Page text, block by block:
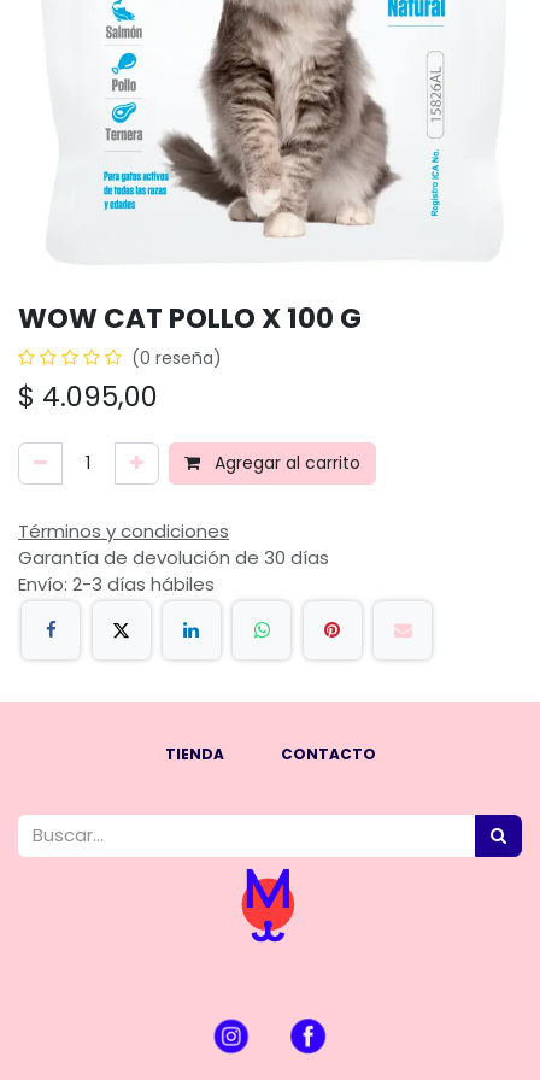
WOW CAT POLLO X 100 G
(0 reseña)
$ 4.095,00
Agregar al carrito
Términos y condiciones
Garantía de devolución de 30 días
Envío: 2-3 días hábiles
TIENDA CONTACTO